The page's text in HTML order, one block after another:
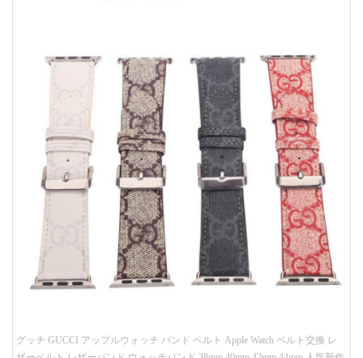
グッチ GUCCI アップルウォッチ バンド ベルト Apple Watch ベルト交換 レ